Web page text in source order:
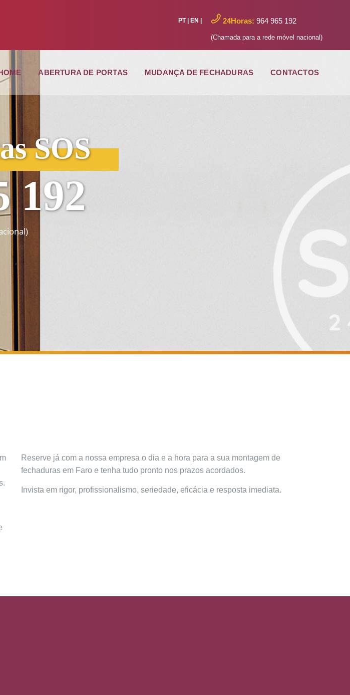
PT| EN 24Horas: 964 965 192
(Chamada para a rede móvel nacional)
ABERTURA DE PORTAS MUDANÇA DE FECHADURAS CONTACTOS
SOS
192
Reserve já com a nossa empresa o dia e a hora para a sua montagem de
fechaduras em Faro e tenha tudo pronto nos prazos acordados.
Invista em rigor, profissionalismo, seriedade, eficácia e resposta imediata.